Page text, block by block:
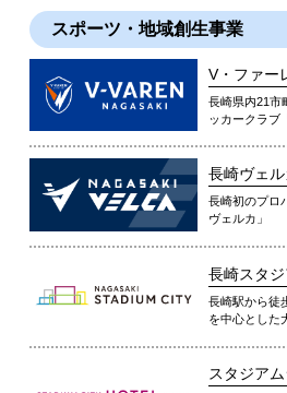
スポーツ・地域創生事業
V・ファー
長崎県内21市
ッカークラブ
長崎ヴェル
長崎初のプロ
ヴェルカ」
長崎スタ
長崎駅から徒
を中心とした
スタジア